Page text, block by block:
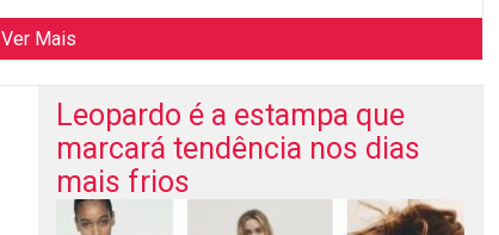
Ver Mais
Leopardo é a estampa que
marcará tendência nos dias
mais frios